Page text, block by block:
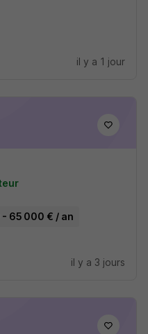
il y a 1 jour
65 000 € / an
il y a 3 jours